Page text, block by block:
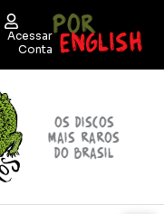
Acessar
Conta
POR
ENGLISH
OS discos
mais raros
do brasil